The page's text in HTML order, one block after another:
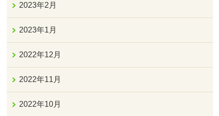
2023年2月
2023年1月
2022年12月
2022年11月
2022年10月